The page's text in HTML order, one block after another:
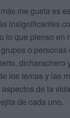
me gusta es
insignificantes
que pienso en
o
dicharachero
los temas y las
de la
de cada uno.